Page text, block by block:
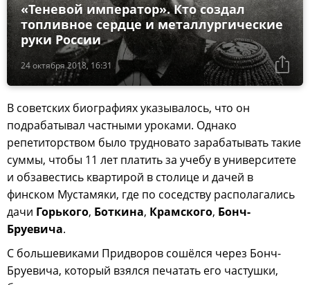
24 октября 2018, 16:31
«Теневой император». Кто создал
топливное сердце и металлургические
руки России
В советских биографиях указывалось, что он
подрабатывал частными уроками. Однако
репетиторством было трудновато зарабатывать такие
суммы, чтобы 11 лет платить за учебу в университете
и обзавестись квартирой в столице и дачей в
финском Мустамяки, где по соседству располагались
дачи Горького, Боткина, Крамского, Бонч-
Бруевича.
С большевиками Придворов сошёлся через Бонч-
Бруевича, который взялся печатать его частушки,